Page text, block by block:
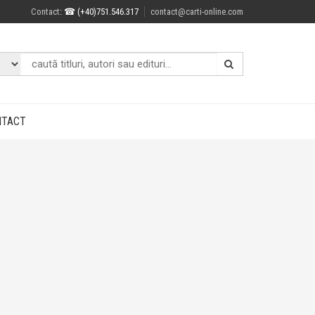
Contact: ☎ (+40)751.546.317 contact@carti-online.com